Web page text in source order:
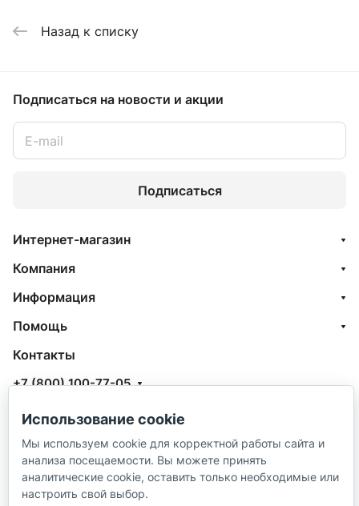
Назад к списку
Подписаться на новости и акции
Подписаться
Интернет-магазин
Компания
Информация
Помощь
Контакты
+7 (800) 100-77-05
info@aquatehnik.com
г. Краснодар (Центр),
ул. Чкалова, 167
Использование cookie
Мы используем cookie для корректной работы сайта и
анализа посещаемости. Вы можете принять
аналитические cookie, оставить только необходимые или
настроить свой выбор.